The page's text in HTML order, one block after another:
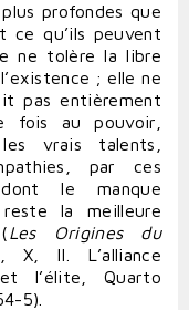
profondes que
ce qu’ils peuvent
ne tolère la libre
; elle ne
pas entièrement
fois au pouvoir,
vrais talents,
par ces
le manque
la meilleure
Les Origines du
X, II. L’alliance
l’élite, Quarto
5).